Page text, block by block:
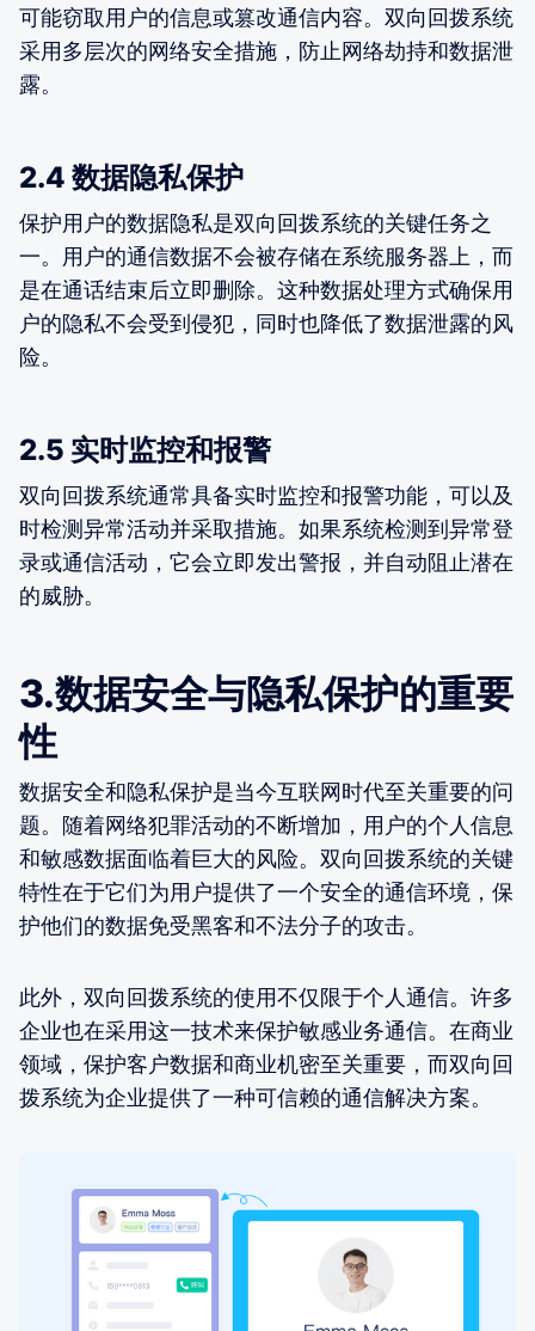
可能窃取用户的信息或篡改通信内容。双向回拨系统
采用多层次的网络安全措施，防止网络劫持和数据泄
露。
2.4 数据隐私保护
保护用户的数据隐私是双向回拨系统的关键任务之
一。用户的通信数据不会被存储在系统服务器上，而
是在通话结束后立即删除。这种数据处理方式确保用
户的隐私不会受到侵犯，同时也降低了数据泄露的风
险。
2.5 实时监控和报警
双向回拨系统通常具备实时监控和报警功能，可以及
时检测异常活动并采取措施。如果系统检测到异常登
录或通信活动，它会立即发出警报，并自动阻止潜在
的威胁。
3.数据安全与隐私保护的重要
性
数据安全和隐私保护是当今互联网时代至关重要的问
题。随着网络犯罪活动的不断增加，用户的个人信息
和敏感数据面临着巨大的风险。双向回拨系统的关键
特性在于它们为用户提供了一个安全的通信环境，保
护他们的数据免受黑客和不法分子的攻击。
此外，双向回拨系统的使用不仅限于个人通信。许多
企业也在采用这一技术来保护敏感业务通信。在商业
领域，保护客户数据和商业机密至关重要，而双向回
拨系统为企业提供了一种可信赖的通信解决方案。